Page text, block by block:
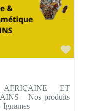
ET
Nos produits
Ignames